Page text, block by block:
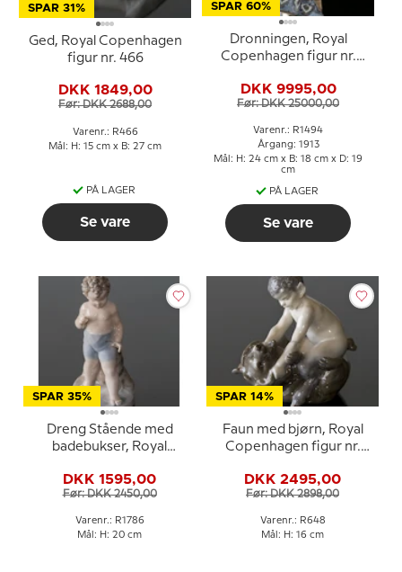
SPAR 31%
Ged, Royal Copenhagen
figur nr. 466
DKK 1849,00
Før: DKK 2688,00
Varenr.: R466
Mål: H: 15 cm x B: 27 cm
PÅ LAGER
Se vare
SPAR 60%
Dronningen, Royal
Copenhagen figur nr.
repareret
DKK 9995,00
Før: DKK 25000,00
Varenr.: R1494
Årgang: 1913
Mål: H: 24 cm x B: 18 cm x D: 19
cm
PÅ LAGER
Se vare
SPAR 35%
Dreng Stående med
badebukser, Royal
1786
DKK 1595,00
Før: DKK 2450,00
Varenr.: R1786
Mål: H: 20 cm
SPAR 14%
Faun med bjørn, Royal
Copenhagen figur nr.
DKK 2495,00
Før: DKK 2898,00
Varenr.: R648
Mål: H: 16 cm